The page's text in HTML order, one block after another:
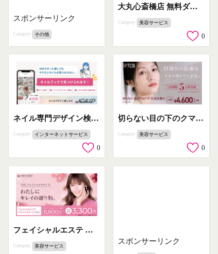
スポンサーリンク
Category その他
大丸心斎橋店 無料ダイエット分析 & ファスティング体質改善カウンセリング
Category 美容サービス
0
ネイル専門デザイン検索アプリ「ネイルブック」
Category インターネットサービス
0
切らない目の下のクマ・たるみ取り治療
Category 美容サービス
0
フェイシャルエステ アドバンスコース 50分
Category 美容サービス
スポンサーリンク